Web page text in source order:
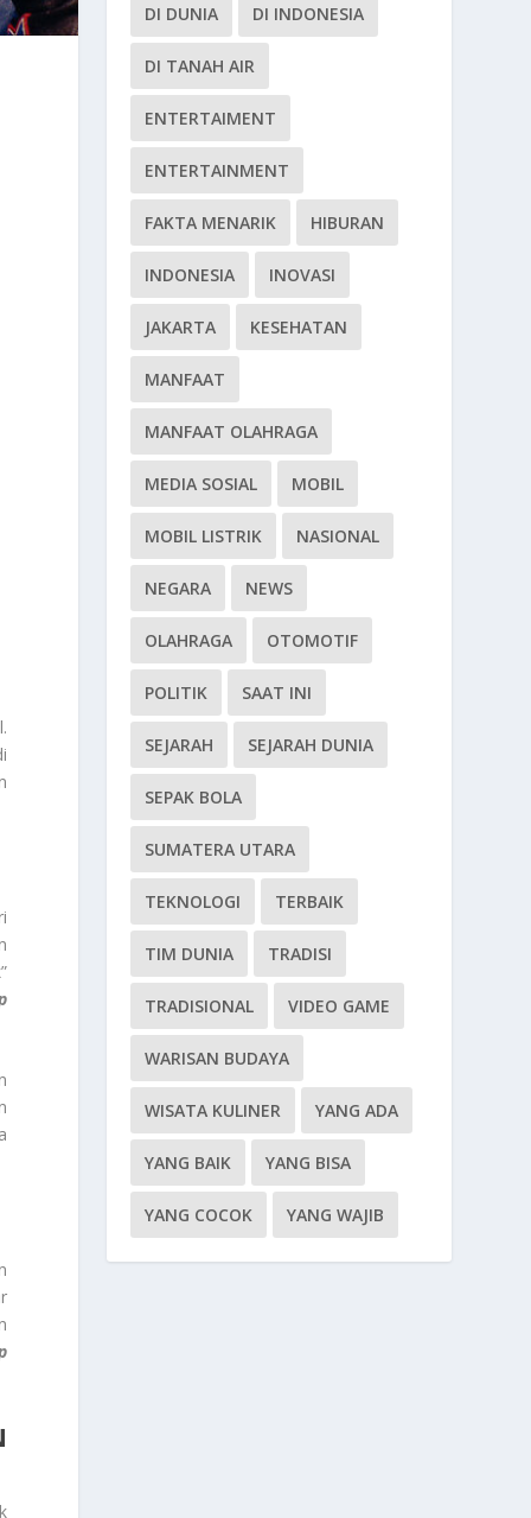
DI DUNIA DI INDONESIA
DI TANAH AIR
ENTERTAIMENT
ENTERTAINMENT
FAKTA MENARIK HIBURAN
INDONESIA INOVASI
JAKARTA KESEHATAN
MANFAAT
MANFAAT OLAHRAGA
MEDIA SOSIAL MOBIL
MOBIL LISTRIK NASIONAL
NEGARA NEWS
OLAHRAGA OTOMOTIF
POLITIK SAAT INI
SEJARAH SEJARAH DUNIA
SEPAK BOLA
SUMATERA UTARA
TEKNOLOGI TERBAIK
TIM DUNIA TRADISI
TRADISIONAL VIDEO GAME
WARISAN BUDAYA
WISATA KULINER YANG ADA
YANG BAIK YANG BISA
YANG COCOK YANG WAJIB